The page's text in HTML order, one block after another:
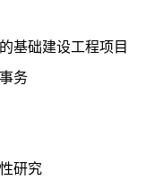
础建设工程项目
务
研究